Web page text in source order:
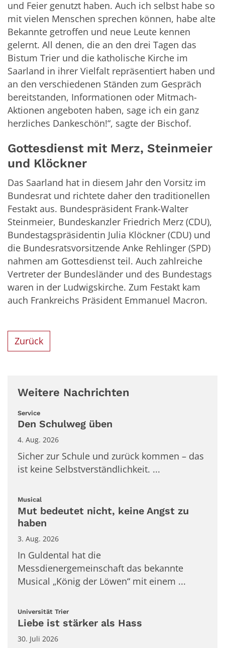
und Feier genutzt haben. Auch ich selbst habe so
mit vielen Menschen sprechen können, habe alte
Bekannte getroffen und neue Leute kennen
gelernt. All denen, die an den drei Tagen das
Bistum Trier und die katholische Kirche im
Saarland in ihrer Vielfalt repräsentiert haben und
an den verschiedenen Ständen zum Gespräch
bereitstanden, Informationen oder Mitmach-
Aktionen angeboten haben, sage ich ein ganz
herzliches Dankeschön!“, sagte der Bischof.
Gottesdienst mit Merz, Steinmeier
und Klöckner
Das Saarland hat in diesem Jahr den Vorsitz im
Bundesrat und richtete daher den traditionellen
Festakt aus. Bundespräsident Frank-Walter
Steinmeier, Bundeskanzler Friedrich Merz (CDU),
Bundestagspräsidentin Julia Klöckner (CDU) und
die Bundesratsvorsitzende Anke Rehlinger (SPD)
nahmen am Gottesdienst teil. Auch zahlreiche
Vertreter der Bundesländer und des Bundestags
waren in der Ludwigskirche. Zum Festakt kam
auch Frankreichs Präsident Emmanuel Macron.
Zurück
Weitere Nachrichten
Service:
Den Schulweg üben
4. Aug. 2026
Sicher zur Schule und zurück kommen – das
ist keine Selbstverständlichkeit. ...
Musical:
Mut bedeutet nicht, keine Angst zu
haben
3. Aug. 2026
In Guldental hat die
Messdienergemeinschaft das bekannte
Musical „König der Löwen“ mit einem ...
Universität Trier:
Liebe ist stärker als Hass
30. Juli 2026